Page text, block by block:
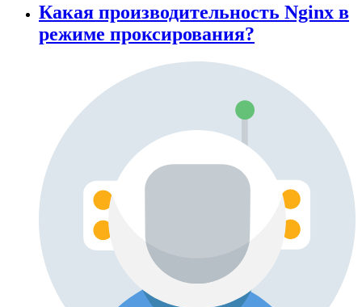
Какая производительность Nginx в
режиме проксирования?